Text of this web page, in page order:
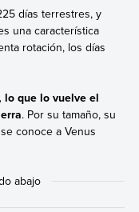
días terrestres, y
una característica
rotación, los días
lo que lo vuelve el
. Por su tamaño, su
conoce a Venus